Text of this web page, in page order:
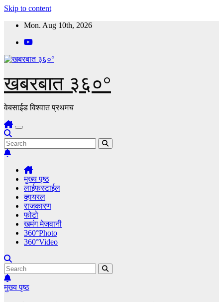
Skip to content
Mon. Aug 10th, 2026
खबरबात ३६०°
वेबसाईड विश्वात प्रथमच
मुख्य पृष्ठ
लाईफस्टाईल
व्हायरल
राजकारण
फोटो
खमंग मेजवानी
360°Photo
360°Video
मुख्य पृष्ठ